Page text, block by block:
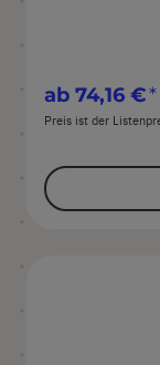
ab 74,16 €
Preis ist der